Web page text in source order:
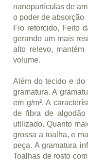
nanopartículas de
o poder de absorção
Fio retorcido, Feito
gerando um mais
alto relevo,
volume.
Além do tecido e do
gramatura. A
em g/m². A
de fibra de algodão
utilizado. Quanto
grossa a toalha, e
peça. A gramatura
Toalhas de rosto